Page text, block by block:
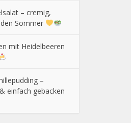
– cremig,
Sommer
mit Heidelbeeren
–
einfach gebacken